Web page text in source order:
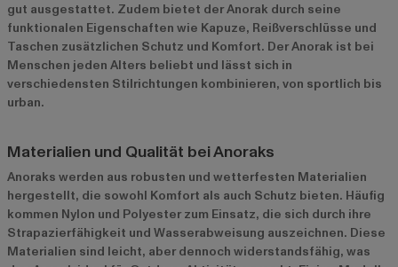
gut ausgestattet. Zudem bietet der Anorak durch seine
funktionalen Eigenschaften wie Kapuze, Reißverschlüsse und
Taschen zusätzlichen Schutz und Komfort. Der Anorak ist bei
Menschen jeden Alters beliebt und lässt sich in
verschiedensten Stilrichtungen kombinieren, von sportlich bis
urban.
Materialien und Qualität bei Anoraks
Anoraks werden aus robusten und wetterfesten Materialien
hergestellt, die sowohl Komfort als auch Schutz bieten. Häufig
kommen Nylon und Polyester zum Einsatz, die sich durch ihre
Strapazierfähigkeit und Wasserabweisung auszeichnen. Diese
Materialien sind leicht, aber dennoch widerstandsfähig, was